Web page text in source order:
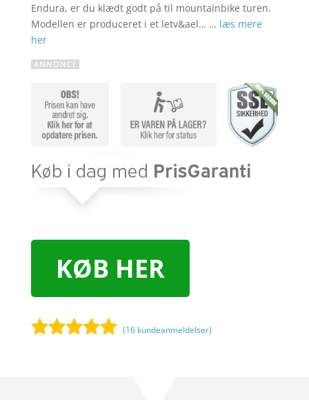
Endura, er du klædt godt på til mountainbike turen.
Modellen er produceret i et letv&ael… … læs mere
her
KØB HER
(16 kundeanmeldelser)